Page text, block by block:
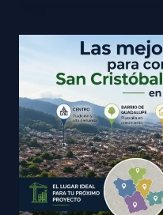
LA
PENA
EN
CHIAPAS?